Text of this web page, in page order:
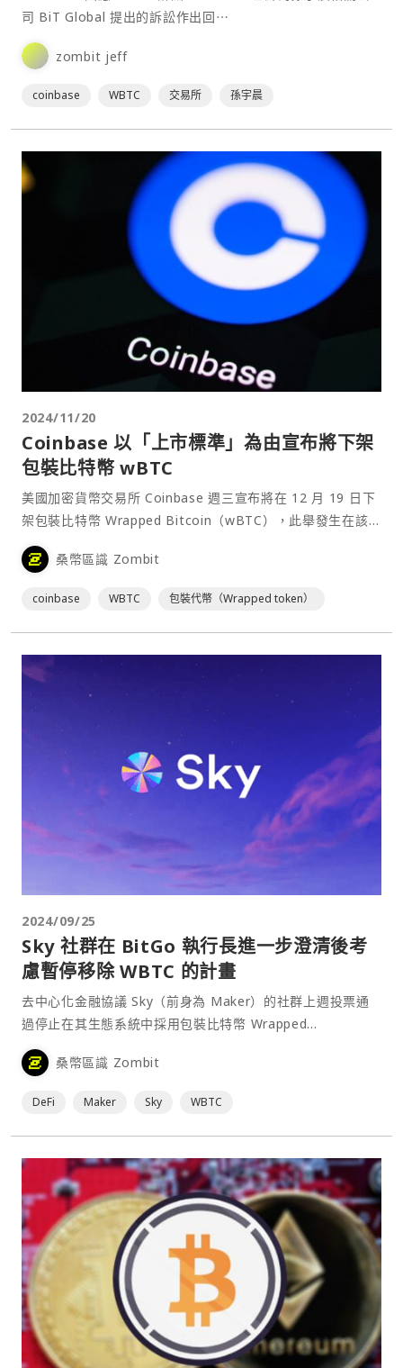
司 BiT Global 提出的訴訟作出回⋯
zombit jeff
coinbase WBTC 交易所 孫宇晨
2024/11/20
Coinbase 以「上市標準」為由宣布將下架
包裝比特幣 wBTC
美國加密貨幣交易所 Coinbase 週三宣布將在 12 月 19 日下
架包裝比特幣 Wrapped Bitcoin（wBTC），此舉發生在該
公司推出自己的包裝比特幣版本 cbBTC 之後。⋯
桑幣區識 Zombit
coinbase WBTC 包裝代幣（Wrapped token）
2024/09/25
Sky 社群在 BitGo 執行長進一步澄清後考
慮暫停移除 WBTC 的計畫
去中心化金融協議 Sky（前身為 Maker）的社群上週投票通
過停止在其生態系統中採用包裝比特幣 Wrapped
Bitcoin（WBTC）的計畫。然而，在 Sky 協議治理中具有影
響力的 DeFi 風險管理公司 BA Labs 表示，其對於 Tron 創
桑幣區識 Zombit
DeFi Maker Sky WBTC